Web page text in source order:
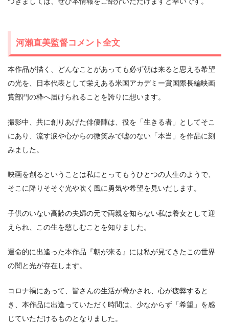
河瀨直美監督コメント全文
本作品が描く、どんなことがあっても必ず朝は来ると思える希望
の光を、日本代表として栄えある米国アカデミー賞国際長編映画
賞部門の枠へ届けられることを誇りに想います。
撮影中、共に創りあげた俳優陣は、役を「生きる者」としてそこ
にあり、流す涙や心からの微笑みで嘘のない「本当」を作品に刻
みました。
映画を創るということは私にとってもうひとつの人生のようで、
そこに降りそそぐ光や吹く風に勇気や希望を見いだします。
子供のいない高齢の夫婦の元で両親を知らない私は養女として迎
えられ、この生を慈しむことを知りました。
運命的に出逢った本作品『朝が来る』には私が見てきたこの世界
の闇と光が存在します。
コロナ禍にあって、皆さんの生活が脅かされ、心が疲弊すると
き、本作品に出逢っていただく時間は、少なからず「希望」を感
じていただけるものとなりました。